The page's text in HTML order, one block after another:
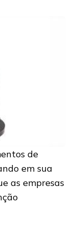
de
em sua
as empresas